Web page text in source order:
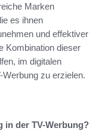
Marken
es ihnen
und effektiver
Kombination dieser
im digitalen
zu erzielen.
in der TV-Werbung?